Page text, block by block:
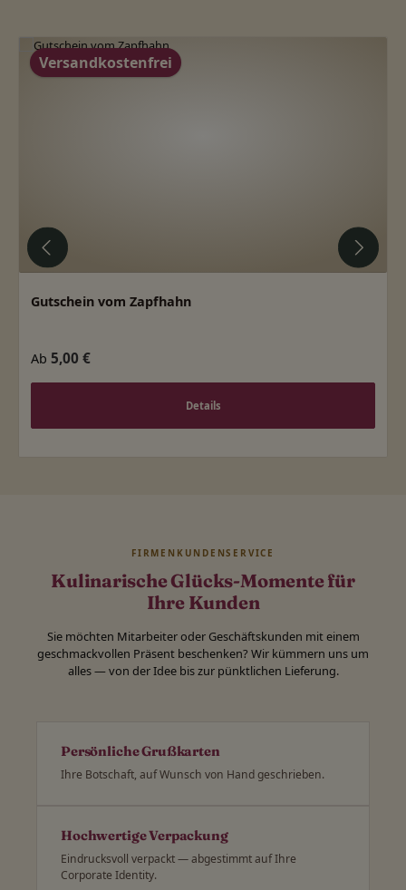
Produktgalerie überspringen
Versandkostenfrei
Gutschein vom Zapfhahn
Regulärer Preis:
Ab 5,00 €
Details
Kulinarische Glücks-Momente für
Ihre Kunden
FIRMENKUNDENSERVICE
Sie möchten Mitarbeiter oder Geschäftskunden mit einem
geschmackvollen Präsent beschenken? Wir kümmern uns um
alles — von der Idee bis zur pünktlichen Lieferung.
Persönliche Grußkarten
Ihre Botschaft, auf Wunsch von Hand geschrieben.
Hochwertige Verpackung
Eindrucksvoll verpackt — abgestimmt auf Ihre
Corporate Identity.